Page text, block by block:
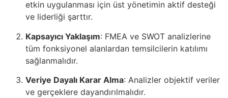
etkin uygulanması için üst yönetimin aktif desteği
ve liderliği şarttır.
Kapsayıcı Yaklaşım: FMEA ve SWOT analizlerine
tüm fonksiyonel alanlardan temsilcilerin katılımı
sağlanmalıdır.
Veriye Dayalı Karar Alma: Analizler objektif veriler
ve gerçeklere dayandırılmalıdır.